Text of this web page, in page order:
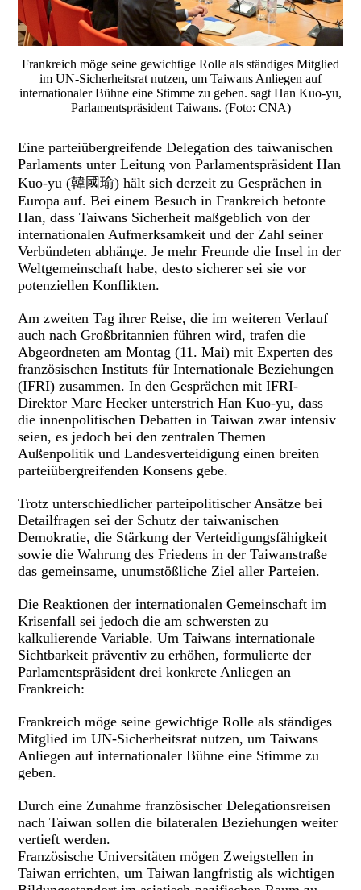
Frankreich möge seine gewichtige Rolle als ständiges Mitglied
im UN-Sicherheitsrat nutzen, um Taiwans Anliegen auf
internationaler Bühne eine Stimme zu geben. sagt Han Kuo-yu,
Parlamentspräsident Taiwans. (Foto: CNA)
Eine parteiübergreifende Delegation des taiwanischen
Parlaments unter Leitung von Parlamentspräsident Han
Kuo-yu (韓國瑜) hält sich derzeit zu Gesprächen in
Europa auf. Bei einem Besuch in Frankreich betonte
Han, dass Taiwans Sicherheit maßgeblich von der
internationalen Aufmerksamkeit und der Zahl seiner
Verbündeten abhänge. Je mehr Freunde die Insel in der
Weltgemeinschaft habe, desto sicherer sei sie vor
potenziellen Konflikten.
Am zweiten Tag ihrer Reise, die im weiteren Verlauf
auch nach Großbritannien führen wird, trafen die
Abgeordneten am Montag (11. Mai) mit Experten des
französischen Instituts für Internationale Beziehungen
(IFRI) zusammen. In den Gesprächen mit IFRI-
Direktor Marc Hecker unterstrich Han Kuo-yu, dass
die innenpolitischen Debatten in Taiwan zwar intensiv
seien, es jedoch bei den zentralen Themen
Außenpolitik und Landesverteidigung einen breiten
parteiübergreifenden Konsens gebe.
Trotz unterschiedlicher parteipolitischer Ansätze bei
Detailfragen sei der Schutz der taiwanischen
Demokratie, die Stärkung der Verteidigungsfähigkeit
sowie die Wahrung des Friedens in der Taiwanstraße
das gemeinsame, unumstößliche Ziel aller Parteien.
Die Reaktionen der internationalen Gemeinschaft im
Krisenfall sei jedoch die am schwersten zu
kalkulierende Variable. Um Taiwans internationale
Sichtbarkeit präventiv zu erhöhen, formulierte der
Parlamentspräsident drei konkrete Anliegen an
Frankreich:
Frankreich möge seine gewichtige Rolle als ständiges
Mitglied im UN-Sicherheitsrat nutzen, um Taiwans
Anliegen auf internationaler Bühne eine Stimme zu
geben.
Durch eine Zunahme französischer Delegationsreisen
nach Taiwan sollen die bilateralen Beziehungen weiter
vertieft werden.
Französische Universitäten mögen Zweigstellen in
Taiwan errichten, um Taiwan langfristig als wichtigen